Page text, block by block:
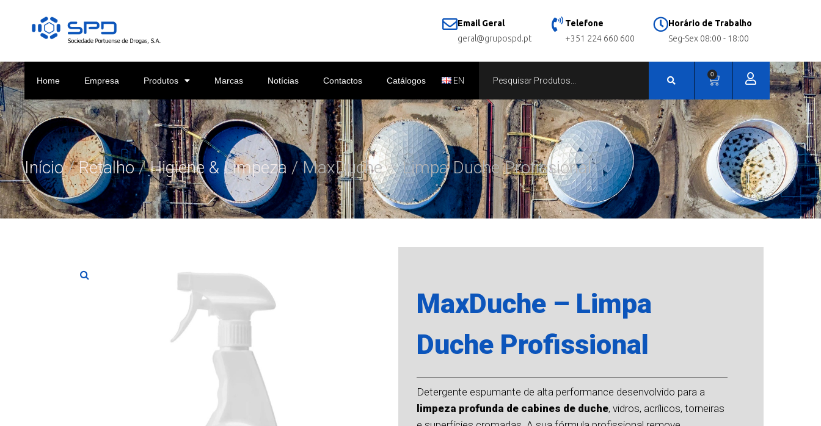
Email Geral
geral@grupospd.pt
Telefone
+351 224 660 600
Horário de Trabalho
Seg-Sex 08:00 - 18:00
Home Empresa Produtos Marcas Notícias Contactos Catálogos EN
0
Início/Retalho/Higiene & Limpeza / MaxDuche – Limpa Duche Profissional
MaxDuche – Limpa
Duche Profissional
Detergente espumante de alta performance desenvolvido para a
limpeza profunda de cabines de duche, vidros, acrílicos, torneiras